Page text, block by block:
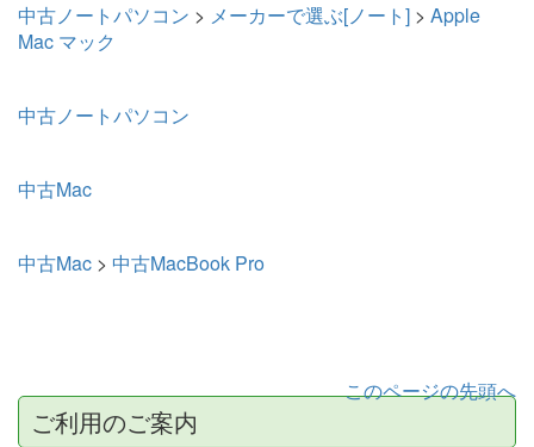
中古ノートパソコン > メーカーで選ぶ[ノート] > Apple
Mac マック
中古ノートパソコン
中古Mac
中古Mac > 中古MacBook Pro
このページの先頭へ
ご利用のご案内